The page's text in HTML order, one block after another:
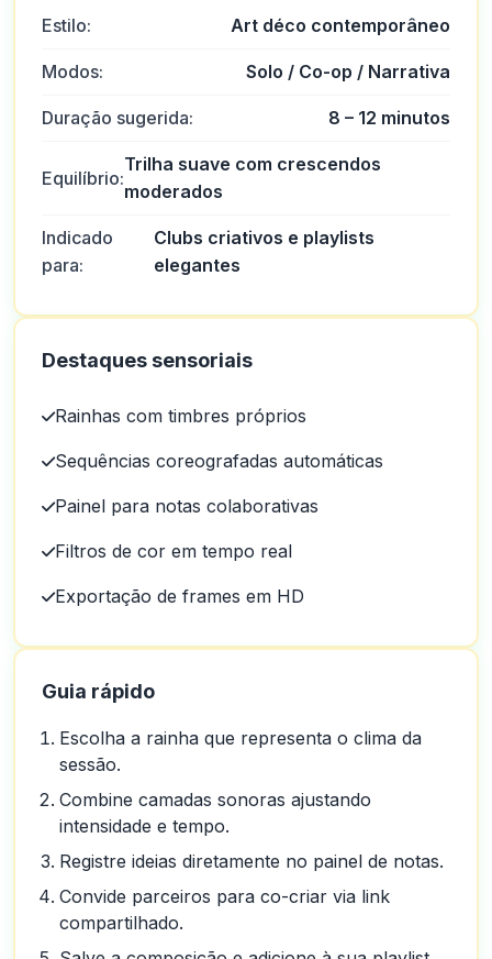
Estilo: Art déco contemporâneo
Modos: Solo / Co-op / Narrativa
Duração sugerida: 8 – 12 minutos
Equilíbrio:
Trilha suave com crescendos
moderados
Indicado
para:
Clubs criativos e playlists
elegantes
Destaques sensoriais
Rainhas com timbres próprios
Sequências coreografadas automáticas
Painel para notas colaborativas
Filtros de cor em tempo real
Exportação de frames em HD
Guia rápido
Escolha a rainha que representa o clima da
sessão.
Combine camadas sonoras ajustando
intensidade e tempo.
Registre ideias diretamente no painel de notas.
Convide parceiros para co-criar via link
compartilhado.